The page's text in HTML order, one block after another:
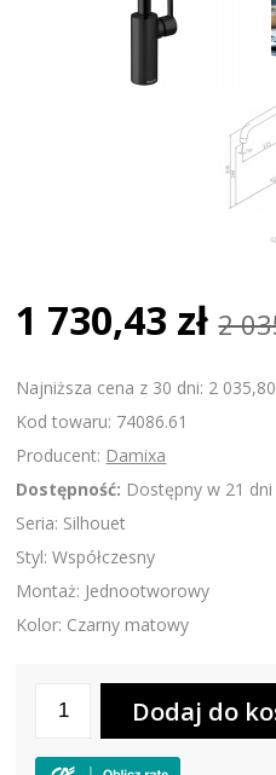
1 730,43 zł 2
Najniższa cena z 30 dni: 2 035,80
Kod towaru: 74086.61
Producent: Damixa
Dostępność: Dostępny w 21 dni
Seria: Silhouet
Styl: Współczesny
Montaż: Jednootworowy
Kolor: Czarny matowy